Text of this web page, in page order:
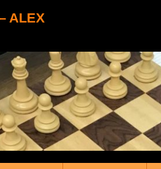
ALEX